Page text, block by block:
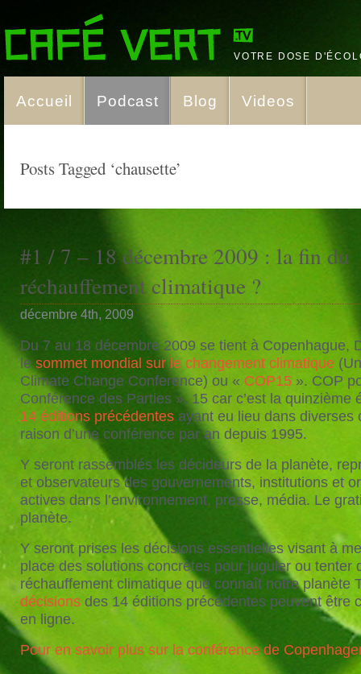
VOTRE DOSE
Accueil Podcast Blog Videos
Posts Tagged ‘chausette’
#1 / 7 – 18 décembre 2009 : la fin du
réchauffement climatique ?
décembre 4th, 2009
Du 7 au 18 décembre 2009 se tient à Copenhague,
le sommet mondial sur le changement climatique
Climate Change Conference) ou « COP15 ». COP
Conférence des Parties ». 15 car c’est la quinzième
14 éditions précédentes ayant eu lieu dans diverses
raison d’une conférence par an depuis 1995.
Y seront rassemblés les décideurs de la planète,
et observateurs des gouvernements, institutions et
actives dans l’environnement, presse, média. Le
planète.
Y seront prises les décisions essentielles visant à
place des solutions concrètes pour juguler ou tenter
réchauffement climatique que connaît notre planète
décisions des 14 éditions précédentes peuvent être
en ligne.
Pour en savoir plus sur la conférence de